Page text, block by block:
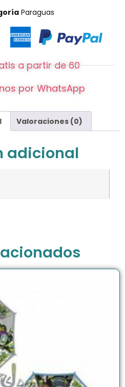
Paraguas
a partir de 60
por WhatsApp
Valoraciones (0)
adicional